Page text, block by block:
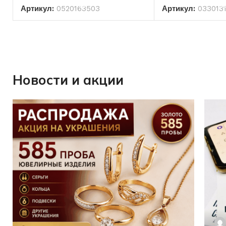
Артикул: 0520163503 Артикул:
Новости и акции